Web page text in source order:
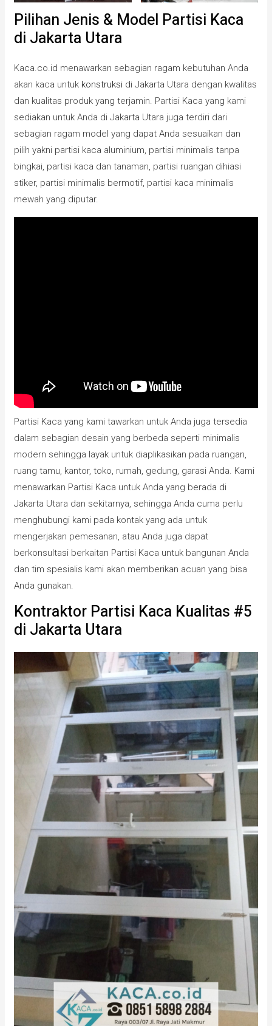
Pilihan Jenis & Model Partisi Kaca
di Jakarta Utara
Kaca.co.id menawarkan sebagian ragam kebutuhan Anda
akan kaca untuk konstruksi di Jakarta Utara dengan kwalitas
dan kualitas produk yang terjamin. Partisi Kaca yang kami
sediakan untuk Anda di Jakarta Utara juga terdiri dari
sebagian ragam model yang dapat Anda sesuaikan dan
pilih yakni partisi kaca aluminium, partisi minimalis tanpa
bingkai, partisi kaca dan tanaman, partisi ruangan dihiasi
stiker, partisi minimalis bermotif, partisi kaca minimalis
mewah yang diputar.
Partisi Kaca yang kami tawarkan untuk Anda juga tersedia
dalam sebagian desain yang berbeda seperti minimalis
modern sehingga layak untuk diaplikasikan pada ruangan,
ruang tamu, kantor, toko, rumah, gedung, garasi Anda. Kami
menawarkan Partisi Kaca untuk Anda yang berada di
Jakarta Utara dan sekitarnya, sehingga Anda cuma perlu
menghubungi kami pada kontak yang ada untuk
mengerjakan pemesanan, atau Anda juga dapat
berkonsultasi berkaitan Partisi Kaca untuk bangunan Anda
dan tim spesialis kami akan memberikan acuan yang bisa
Anda gunakan.
Kontraktor Partisi Kaca Kualitas #5
di Jakarta Utara